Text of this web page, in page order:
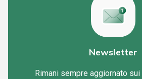
Newsletter
Rimani sempre aggiornato sui